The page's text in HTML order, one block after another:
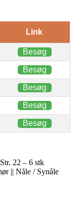
Link
Besøg
Besøg
Besøg
Besøg
Besøg
22 – 6 stk
|| Nåle / Synåle